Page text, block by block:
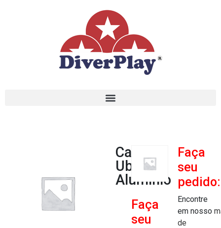
Caçapa
Uberaba
Alumínio
Faça
seu
Faça
seu
pedido:
Encontre
em nosso
de